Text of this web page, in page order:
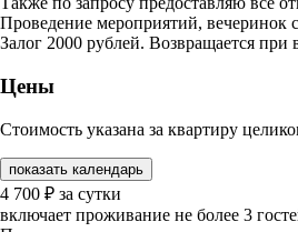
Проведение мероприятий, вечеринок
Залог 2000 рублей. Возвращается при
Цены
Стоимость указана за квартиру
показать календарь
4 700 ₽ за сутки
включает проживание не более 3